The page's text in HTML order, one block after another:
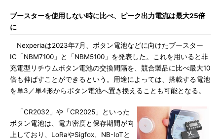
ブースターを使用しない時に比べ、ピーク出力電流は最大25倍
に
Nexperiaは2023年7月、ボタン電池などに向けたブースター
IC「NBM7100」と「NBM5100」を発表した。これを用いると非
充電型リチウムボタン電池の交換間隔を、競合製品に比べ最大10
倍も伸ばすことができるという。用途によっては、搭載する電池
を単3／単4形からボタン電池へ置き換えることも可能となる。
「CR2032」や「CR2025」といった
ボタン電池は、電力密度と保存期間が向
上しており、LoRaやSigfox、NB-IoTと